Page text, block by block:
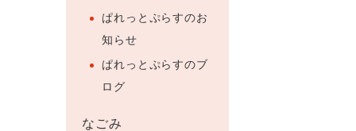
ぱれっとぷらすのお
知らせ
ぱれっとぷらすのブ
ログ
なごみ